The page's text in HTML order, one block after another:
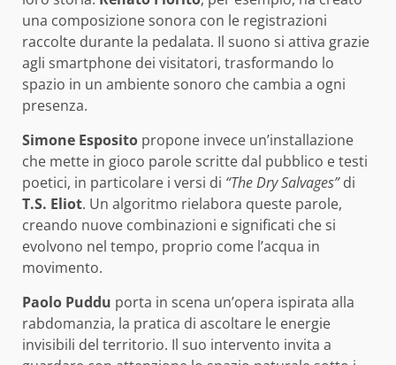
una composizione sonora con le registrazioni
raccolte durante la pedalata. Il suono si attiva grazie
agli smartphone dei visitatori, trasformando lo
spazio in un ambiente sonoro che cambia a ogni
presenza.
Simone Esposito propone invece un’installazione
che mette in gioco parole scritte dal pubblico e testi
poetici, in particolare i versi di “The Dry Salvages”di
T.S. Eliot. Un algoritmo rielabora queste parole,
creando nuove combinazioni e significati che si
evolvono nel tempo, proprio come l’acqua in
movimento.
Paolo Puddu porta in scena un’opera ispirata alla
rabdomanzia, la pratica di ascoltare le energie
invisibili del territorio. Il suo intervento invita a